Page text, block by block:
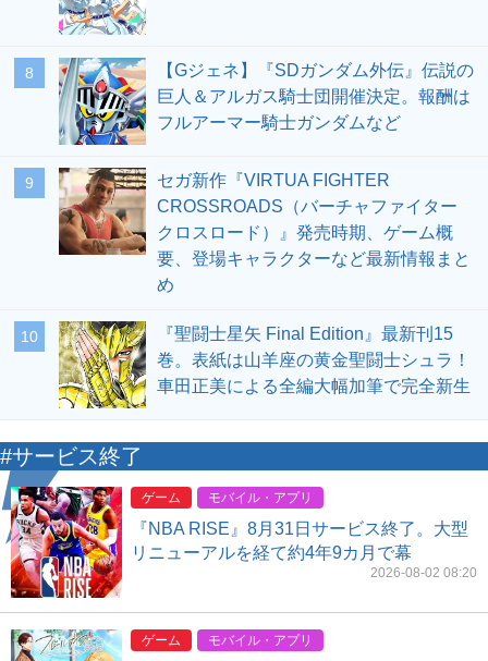
8
【Gジェネ】『SDガンダム外伝』伝説の
巨人＆アルガス騎士団開催決定。報酬は
フルアーマー騎士ガンダムなど
9
セガ新作『VIRTUA FIGHTER
CROSSROADS（バーチャファイター
クロスロード）』発売時期、ゲーム概
要、登場キャラクターなど最新情報まと
め
10
『聖闘士星矢 Final Edition』最新刊15
巻。表紙は山羊座の黄金聖闘士シュラ！
車田正美による全編大幅加筆で完全新生
#サービス終了
ゲーム モバイル・アプリ
『NBA RISE』8月31日サービス終了。大型
リニューアルを経て約4年9カ月で幕
2026-08-02 08:20
ゲーム モバイル・アプリ